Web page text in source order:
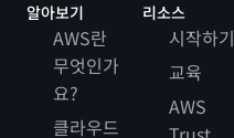
알아보기
AWS란
무엇인가
요?
클라우드
리소스
시작하기
교육
AWS